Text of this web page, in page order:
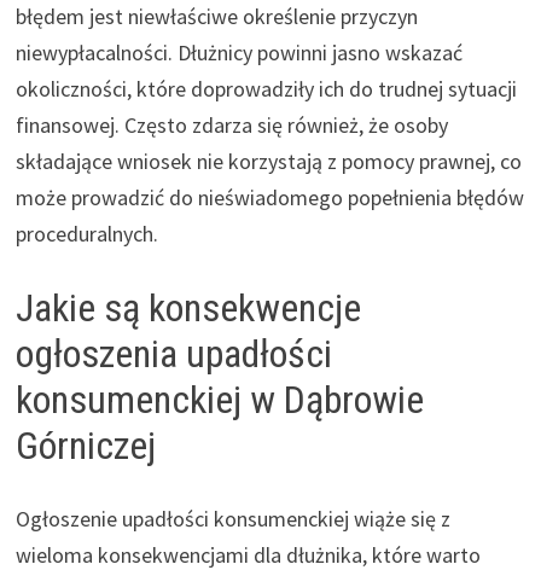
błędem jest niewłaściwe określenie przyczyn
niewypłacalności. Dłużnicy powinni jasno wskazać
okoliczności, które doprowadziły ich do trudnej sytuacji
finansowej. Często zdarza się również, że osoby
składające wniosek nie korzystają z pomocy prawnej, co
może prowadzić do nieświadomego popełnienia błędów
proceduralnych.
Jakie są konsekwencje
ogłoszenia upadłości
konsumenckiej w Dąbrowie
Górniczej
Ogłoszenie upadłości konsumenckiej wiąże się z
wieloma konsekwencjami dla dłużnika, które warto